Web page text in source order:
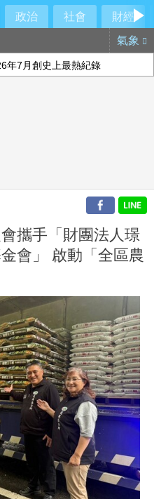
政治 社會
財經
氣象
7月創史上最熱紀錄
攜手「財團法人璟
會」 啟動「全區農